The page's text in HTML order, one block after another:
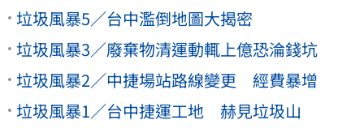
垃圾風暴5／台中濫倒地圖大揭密
垃圾風暴3／廢棄物清運動輒上億恐淪錢坑
垃圾風暴2／中捷場站路線變更 經費暴增
垃圾風暴1／台中捷運工地 赫見垃圾山